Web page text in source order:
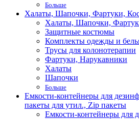
Больше
Халаты, Шапочки, Фартуки,
Халаты, Шапочки,
Защитные костюмы
Комплекты одежды и
Трусы для колонотерапии
Фартуки, Нарукавники
Халаты
Шапочки
Больше
Емкости-контейнеры для
пакеты для утил., Zip пакеты
Емкости-контейнеры для